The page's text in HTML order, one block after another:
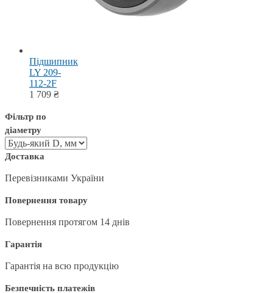
Підшипник
LY 209-
112-2F
1 709 ₴
Фільтр по
діаметру
Доставка
Перевізниками України
Повернення товару
Повернення протягом 14 днів
Гарантія
Гарантія на всю продукцію
Безпечність платежів